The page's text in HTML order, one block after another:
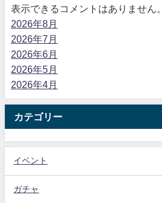
表示できるコメントはありません。
2026年8月
2026年7月
2026年6月
2026年5月
2026年4月
カテゴリー
イベント
ガチャ